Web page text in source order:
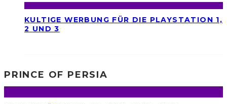
KULTIGE WERBUNG FÜR DIE PLAYSTATION 1,
2 UND 3
PRINCE OF PERSIA